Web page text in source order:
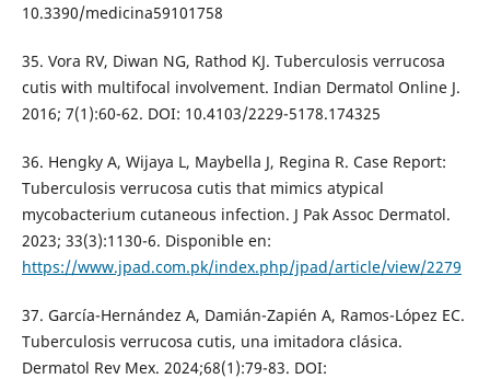
10.3390/medicina59101758
35. Vora RV, Diwan NG, Rathod KJ. Tuberculosis verrucosa
cutis with multifocal involvement. Indian Dermatol Online J.
2016; 7(1):60-62. DOI: 10.4103/2229-5178.174325
36. Hengky A, Wijaya L, Maybella J, Regina R. Case Report:
Tuberculosis verrucosa cutis that mimics atypical
mycobacterium cutaneous infection. J Pak Assoc Dermatol.
2023; 33(3):1130-6. Disponible en:
https://www.jpad.com.pk/index.php/jpad/article/view/2279
37. García-Hernández A, Damián-Zapién A, Ramos-López EC.
Tuberculosis verrucosa cutis, una imitadora clásica.
Dermatol Rev Mex. 2024;68(1):79-83. DOI: